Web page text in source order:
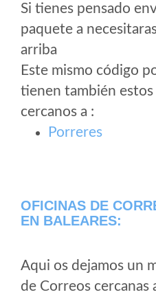
Si tienes pensado
paquete a
arriba
Este mismo código
tienen también
cercanos a :
Porreres
OFICINAS DE
EN BALEARES:
Aqui os dejamos un
de Correos cercanas